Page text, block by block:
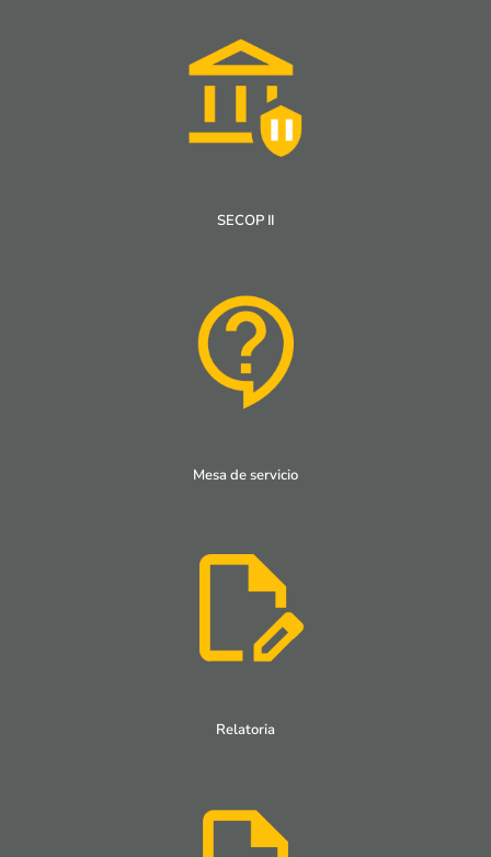
SECOP II
Mesa de servicio
Relatoria